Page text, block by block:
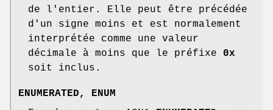
de l'entier. Elle peut être précédée
d'un signe moins et est normalement
interprétée comme une valeur
décimale à moins que le préfixe 0x
soit inclus.
ENUMERATED ,
ENUM